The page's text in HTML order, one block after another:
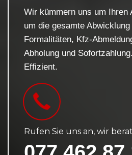
Wir kümmern uns um Ihren
um die gesamte
Formalitäten, Kfz-
Abholung und
Effizient.
Rufen Sie uns an, wir